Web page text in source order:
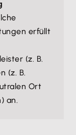
erfüllt
(z. B.
(z. B.
Ort
an.